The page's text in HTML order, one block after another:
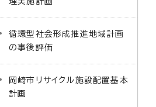
循環型社会形成推進地域計画
の事後評価
岡崎市リサイクル施設配置基本
計画